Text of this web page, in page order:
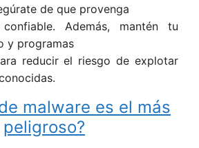
de que provenga
Además, mantén tu
y programas
reducir el riesgo de explotar
malware es el más
peligroso?